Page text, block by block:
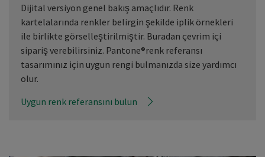
Dijital versiyon genel bakış amaçlıdır. Renk
kartelalarında renkler belirgin şekilde iplik örnekleri
ile birlikte görselleştirilmiştir. Buradan çevrim içi
sipariş verebilirsiniz. Pantone®renk referansı
tasarımınız için uygun rengi bulmanızda size yardımcı
olur.
Uygun renk referansını bulun